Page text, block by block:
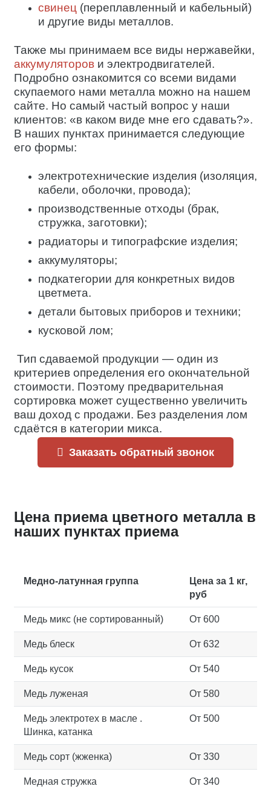
свинец (переплавленный и кабельный)
и другие виды металлов.
Также мы принимаем все виды нержавейки,
аккумуляторов и электродвигателей.
Подробно ознакомится со всеми видами
скупаемого нами металла можно на нашем
сайте. Но самый частый вопрос у наши
клиентов: «в каком виде мне его сдавать?».
В наших пунктах принимается следующие
его формы:
электротехнические изделия (изоляция,
кабели, оболочки, провода);
производственные отходы (брак,
стружка, заготовки);
радиаторы и типографские изделия;
аккумуляторы;
подкатегории для конкретных видов
цветмета.
детали бытовых приборов и техники;
кусковой лом;
Тип сдаваемой продукции — один из
критериев определения его окончательной
стоимости. Поэтому предварительная
сортировка может существенно увеличить
ваш доход с продажи. Без разделения лом
сдаётся в категории микса.
Заказать обратный звонок
Цена приема цветного металла в
наших пунктах приема
Медно-латунная группа
Цена за 1 кг,
руб
Медь микс (не сортированный) От 600
Медь блеск От 632
Медь кусок От 540
Медь луженая От 580
Медь электротех в масле .
Шинка, катанка
От 500
Медь сорт (жженка) От 330
Медная стружка От 340